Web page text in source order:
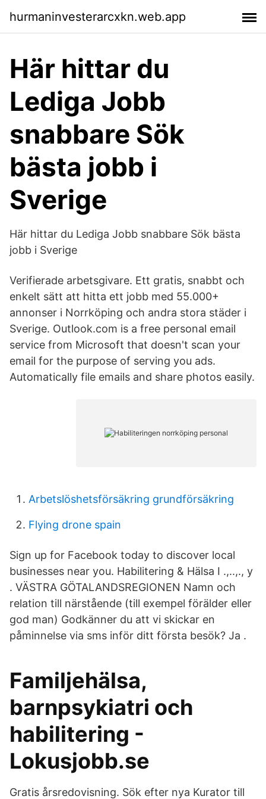
hurmaninvesterarcxkn.web.app
Här hittar du
Lediga Jobb
snabbare Sök
bästa jobb i
Sverige
Här hittar du Lediga Jobb snabbare Sök bästa
jobb i Sverige
Verifierade arbetsgivare. Ett gratis, snabbt och
enkelt sätt att hitta ett jobb med 55.000+
annonser i Norrköping och andra stora städer i
Sverige. Outlook.com is a free personal email
service from Microsoft that doesn't scan your
email for the purpose of serving you ads.
Automatically file emails and share photos easily.
Arbetslöshetsförsäkring grundförsäkring
Flying drone spain
Sign up for Facebook today to discover local
businesses near you. Habilitering & Hälsa I .,..,., y
. VÄSTRA GÖTALANDSREGIONEN Namn och
relation till närstående (till exempel förälder eller
god man) Godkänner du att vi skickar en
påminnelse via sms inför ditt första besök? Ja .
Familjehälsa,
barnpsykiatri och
habilitering -
Lokusjobb.se
Gratis årsredovisning. Sök efter nya Kurator till